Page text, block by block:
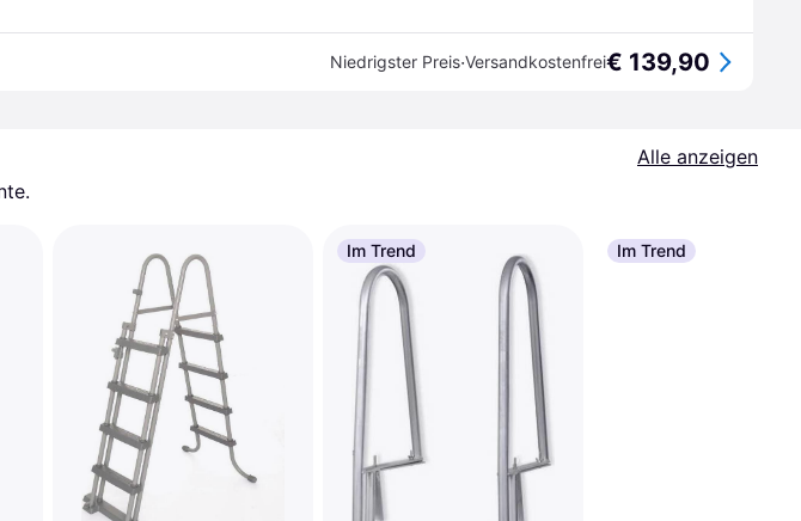
Niedrigster Preis·Versandkostenfrei€ 139,90
Alle anzeigen
Im Trend Im Trend